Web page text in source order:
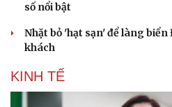
số nổi bật
Nhặt bỏ 'hạt sạn' để làng
khách
KINH TẾ